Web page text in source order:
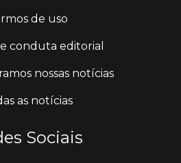
de uso
conduta editorial
nossas notícias
as notícias
Sociais